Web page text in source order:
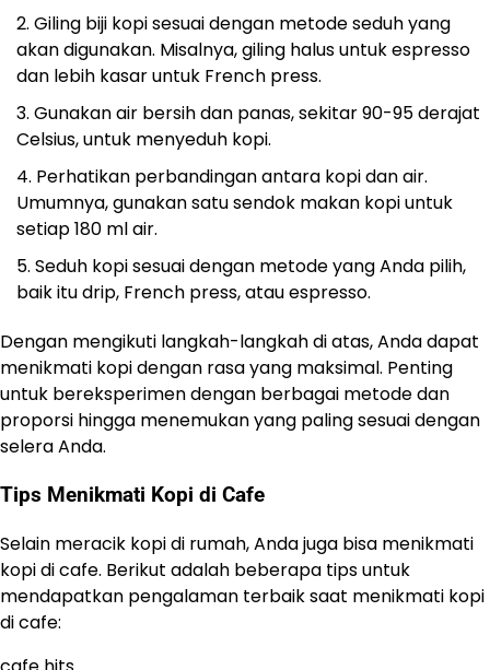
Giling biji kopi sesuai dengan metode seduh yang
akan digunakan. Misalnya, giling halus untuk espresso
dan lebih kasar untuk French press.
Gunakan air bersih dan panas, sekitar 90-95 derajat
Celsius, untuk menyeduh kopi.
Perhatikan perbandingan antara kopi dan air.
Umumnya, gunakan satu sendok makan kopi untuk
setiap 180 ml air.
Seduh kopi sesuai dengan metode yang Anda pilih,
baik itu drip, French press, atau espresso.
Dengan mengikuti langkah-langkah di atas, Anda dapat
menikmati kopi dengan rasa yang maksimal. Penting
untuk bereksperimen dengan berbagai metode dan
proporsi hingga menemukan yang paling sesuai dengan
selera Anda.
Tips Menikmati Kopi di Cafe
Selain meracik kopi di rumah, Anda juga bisa menikmati
kopi di cafe. Berikut adalah beberapa tips untuk
mendapatkan pengalaman terbaik saat menikmati kopi
di cafe: